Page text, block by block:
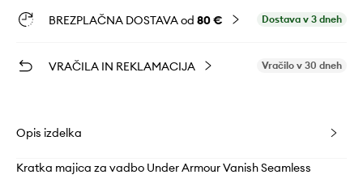
BREZPLAČNA DOSTAVA od 80 € Dostava v 3 dneh
VRAČILA IN REKLAMACIJA Vračilo v 30 dneh
Opis izdelka
Kratka majica za vadbo Under Armour Vanish Seamless